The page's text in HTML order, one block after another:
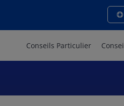
Conseils Particulier